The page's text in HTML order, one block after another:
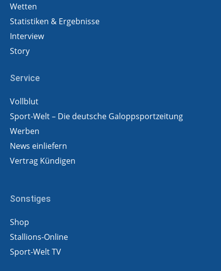
Wetten
Statistiken & Ergebnisse
Interview
Story
Service
Vollblut
Sport-Welt – Die deutsche Galoppsportzeitung
Werben
News einliefern
Vertrag Kündigen
Sonstiges
Shop
Stallions-Online
Sport-Welt TV